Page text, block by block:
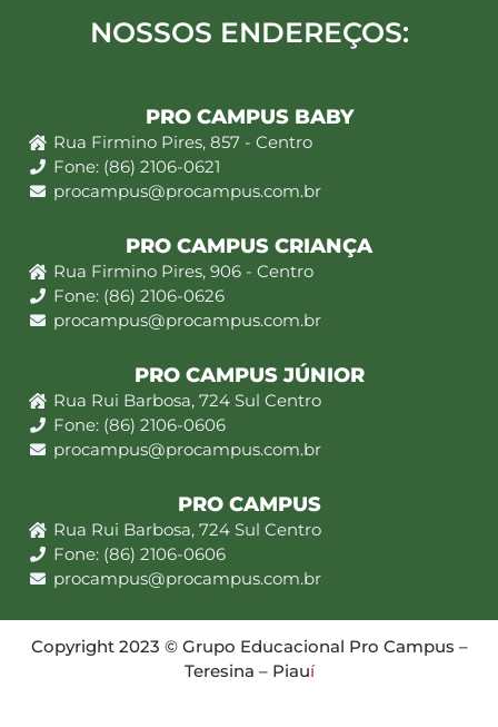
NOSSOS ENDEREÇOS:
PRO CAMPUS BABY
Rua Firmino Pires, 857 - Centro
Fone: (86) 2106-0621
procampus@procampus.com.br
PRO CAMPUS CRIANÇA
Rua Firmino Pires, 906 - Centro
Fone: (86) 2106-0626
procampus@procampus.com.br
PRO CAMPUS JÚNIOR
Rua Rui Barbosa, 724 Sul Centro
Fone: (86) 2106-0606
procampus@procampus.com.br
PRO CAMPUS
Rua Rui Barbosa, 724 Sul Centro
Fone: (86) 2106-0606
procampus@procampus.com.br
Copyright 2023 © Grupo Educacional Pro Campus –
Teresina – Piauí